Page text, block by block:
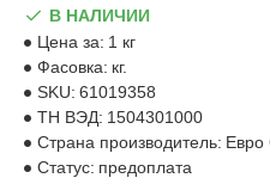
В НАЛИЧИИ
Цена за: 1 кг
Фасовка: кг.
SKU: 61019358
ТН ВЭД: 1504301000
Страна производитель: Евро
Статус: предоплата